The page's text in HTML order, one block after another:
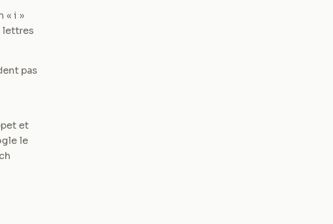
« i »
lettres
pas
et
le